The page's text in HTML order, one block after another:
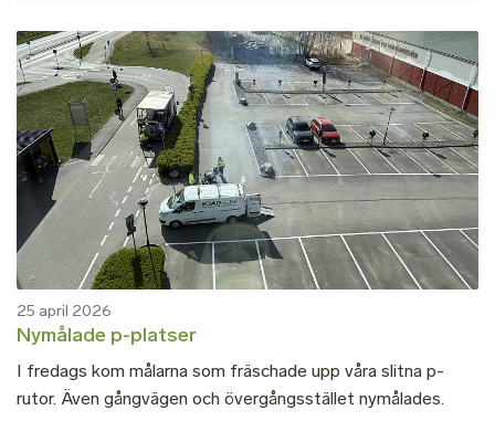
25 april 2026
Nymålade p-platser
I fredags kom målarna som fräschade upp våra slitna p-
rutor. Även gångvägen och övergångsstället nymålades.